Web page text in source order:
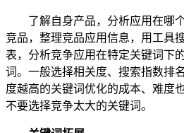
了解自身产品，分析应用在哪
竞品，整理竞品应用信息，用工具
表，分析竞争应用在特定关键词下
词。一般选择相关度、搜索指数排
度越高的关键词优化的成本、难度
不要选择竞争太大的关键词。